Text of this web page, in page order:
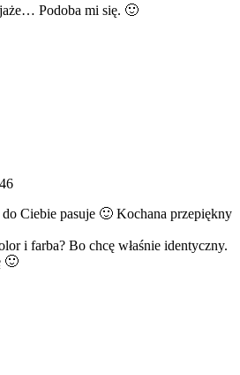
Podoba mi się. 🙂
Ciebie pasuje 🙂 Kochana przepiękny
i farba? Bo chcę właśnie identyczny.
🙂